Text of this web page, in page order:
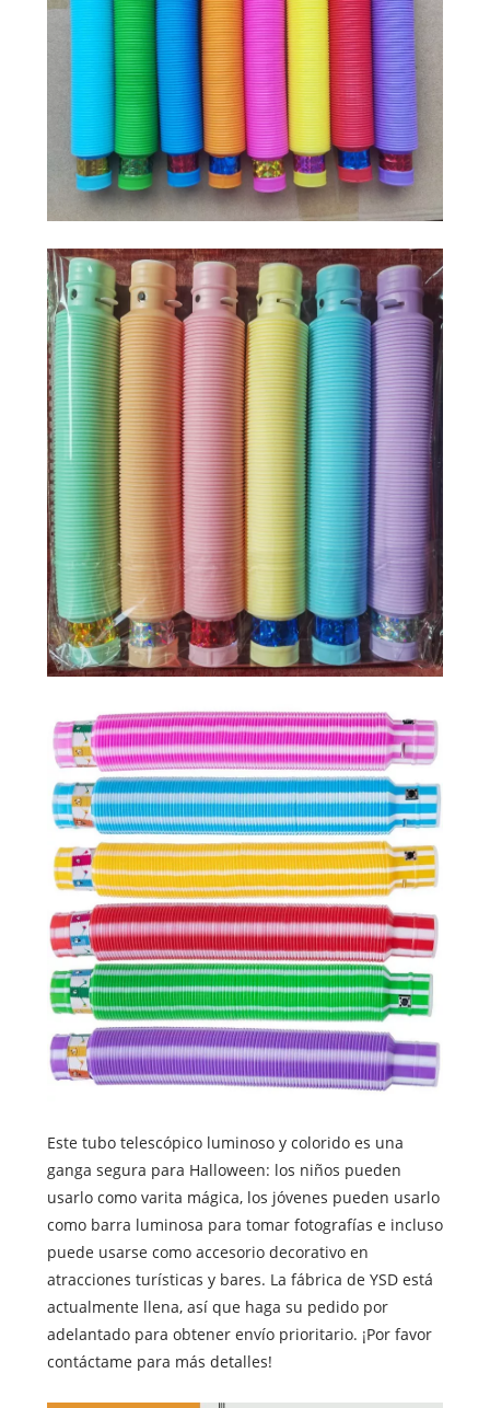
Este tubo telescópico luminoso y colorido es una
ganga segura para Halloween: los niños pueden
usarlo como varita mágica, los jóvenes pueden usarlo
como barra luminosa para tomar fotografías e incluso
puede usarse como accesorio decorativo en
atracciones turísticas y bares. La fábrica de YSD está
actualmente llena, así que haga su pedido por
adelantado para obtener envío prioritario. ¡Por favor
contáctame para más detalles!